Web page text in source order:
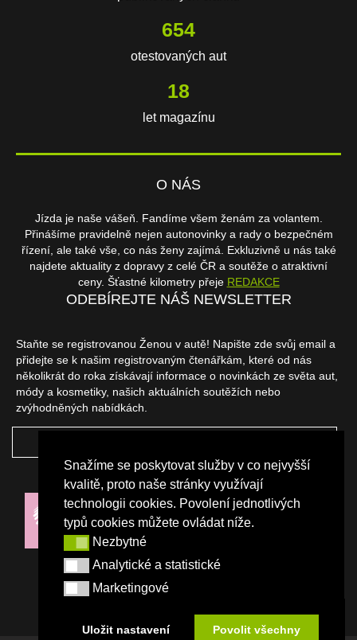
Snažíme se poskytovat služby v co nejvyšší
kvalitě, proto naše stránky využívají
technologii cookies. Povolení jednotlivých
typů cookies můžete ovládat níže.
NezbytnéNezbytné
Analytické a statistické
Analytické a statistické
Marketingové
Marketingové
Uložit nastavení Povolit všechny
654
otestovaných aut
18
let magazínu
O NÁS
Jízda je naše vášeň. Fandíme všem ženám za volantem.
Přinášíme pravidelně nejen autonovinky a rady o bezpečném
řízení, ale také vše, co nás ženy zajímá. Exkluzivně u nás také
najdete aktuality z dopravy z celé ČR a soutěže o atraktivní
ceny. Šťastné kilometry přeje REDAKCE
ODEBÍREJTE NÁŠ NEWSLETTER
Staňte se registrovanou Ženou v autě! Napište zde svůj email a
přidejte se k našim registrovaným čtenářkám, které od nás
několikrát do roka získávají informace o novinkách ze světa aut,
módy a kosmetiky, našich aktuálních soutěžích nebo
zvýhodněných nabídkách.
NAŠI PARTNEŘI